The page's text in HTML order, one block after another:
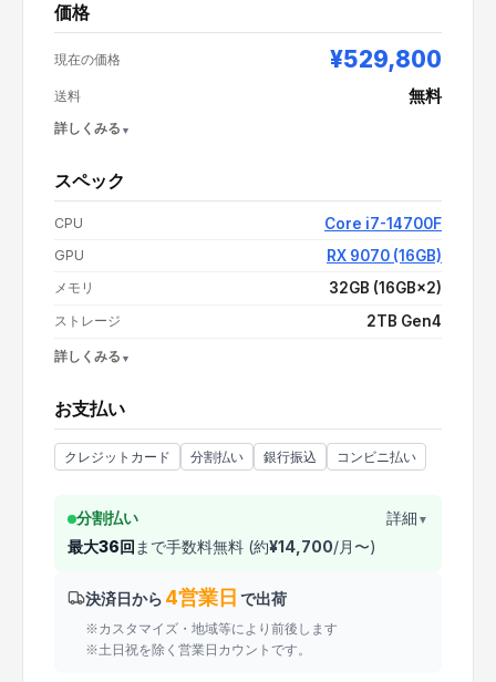
価格
現在の価格 ¥529,800
送料 無料
詳しくみる
支払い額（値引き・送料込み） ¥529,800
スペック
CPU Core i7-14700F
GPU RX 9070 (16GB)
メモリ 32GB (16GB×2)
ストレージ 2TB Gen4
詳しくみる
電源
CPUクーラー 空冷
お支払い
クレジットカード 分割払い 銀行振込 コンビニ払い
分割払い 詳細 ▼
最大36回 まで手数料無料 (約¥14,700/月〜)
決済日から 4営業日 で出荷
※カスタマイズ・地域等により前後します
※土日祝を除く営業日カウントです。